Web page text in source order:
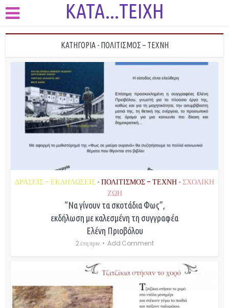
KATA...TEIXH
ΚΑΤΗΓΟΡΊΑ - ΠΟΛΙΤΙΣΜΟΣ – ΤΕΧΝΗ
ΔΡΑΣΕΙΣ - ΕΚΔΗΛΩΣΕΙΣ • ΠΟΛΙΤΙΣΜΟΣ - ΤΕΧΝΗ • ΣΧΟΛΙΚΗ
ΖΩΗ
“Να γίνουν τα σκοτάδια Φως”,
εκδήλωση με καλεσμένη τη συγγραφέα
Ελένη Πριοβόλου
2 έτη πριν Add Comment